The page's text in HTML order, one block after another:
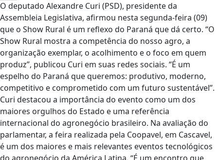
O deputado Alexandre Curi (PSD), presidente da
Assembleia Legislativa, afirmou nesta segunda-feira (09)
que o Show Rural é um reflexo do Paraná que dá certo. “O
Show Rural mostra a competência do nosso agro, a
organização exemplar, o acolhimento e o foco em quem
produz”, publicou Curi em suas redes sociais. “É um
espelho do Paraná que queremos: produtivo, moderno,
competitivo e comprometido com um futuro sustentável”.
Curi destacou a importância do evento como um dos
maiores orgulhos do Estado e uma referência
internacional do agronegócio brasileiro. Na avaliação do
parlamentar, a feira realizada pela Coopavel, em Cascavel,
é um dos maiores e mais relevantes eventos tecnológicos